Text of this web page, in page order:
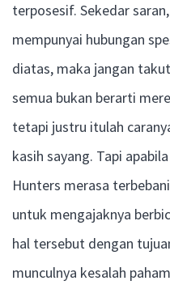
terposesif. Sekedar
mempunyai hubungan
diatas, maka jangan
semua bukan berarti
tetapi justru itulah
kasih sayang. Tapi
Hunters merasa
untuk mengajaknya
hal tersebut dengan
munculnya kesalah